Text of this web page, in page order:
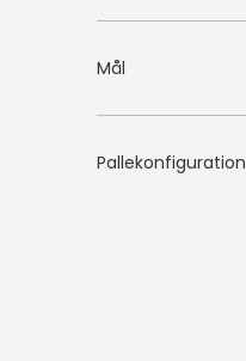
Mål
Pallekonfiguration